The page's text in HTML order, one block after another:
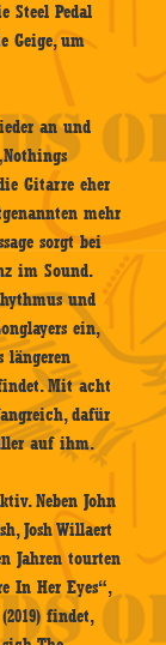
Steel Pedal
Geige, um
an und
Gitarre eher
mehr
sorgt bei
im Sound.
und
ein,
längeren
Mit acht
dafür
auf ihm.
Neben John
Josh Willaert
Jahren tourten
In Her Eyes“,
findet,